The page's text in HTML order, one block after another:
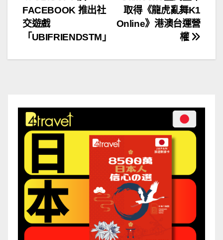
章
導
覽
取得《龍虎亂舞K1
Online》港澳台運營
權
FACEBOOK 推出社
交遊戲
「UBIFRIENDSTM」